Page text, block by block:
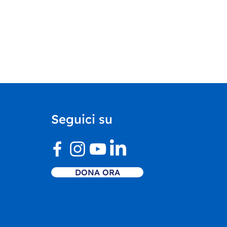
Seguici su
DONA ORA